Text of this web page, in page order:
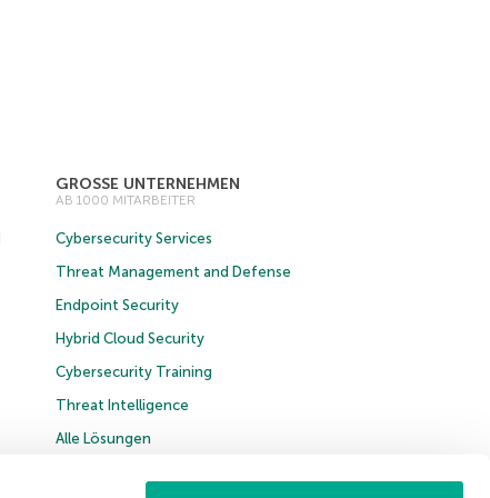
GROSSE UNTERNEHMEN
AB 1000 MITARBEITER
Cybersecurity Services
Threat Management and Defense
Endpoint Security
Hybrid Cloud Security
Cybersecurity Training
Threat Intelligence
Alle Lösungen